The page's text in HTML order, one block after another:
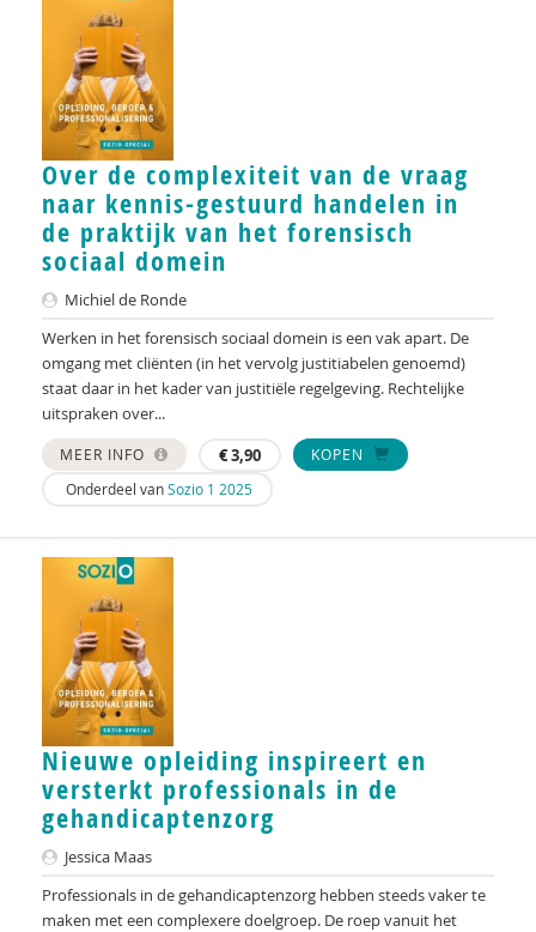
Ed de Jonge
Herman de Jongh
Mike de Kreek
Leen De Medts
Claudia de Nijs
Michiel de Ronde
Ellen de Ruiter
Christa de Vries
Ido de Vries
Lisa de Vries
Marloes de Vries
Lotte de Waard
Anneke de Wolff
Adelien Decramer
C.J. Degener
Jochum Deuten
Diana van Dijk
Petra van Dijk
Pieter van Dijk
Over de complexiteit van de vraag
naar kennis-gestuurd handelen in
de praktijk van het forensisch
sociaal domein
Michiel de Ronde
Werken in het forensisch sociaal domein is een vak apart. De
omgang met cliënten (in het vervolg justitiabelen genoemd)
staat daar in het kader van justitiële regelgeving. Rechtelijke
uitspraken over...
MEER INFO €3,90
KOPEN
Onderdeel vanSozio 1 2025
Nieuwe opleiding inspireert en
versterkt professionals in de
gehandicaptenzorg
Jessica Maas
Professionals in de gehandicaptenzorg hebben steeds vaker te
maken met een complexere doelgroep. De roep vanuit het